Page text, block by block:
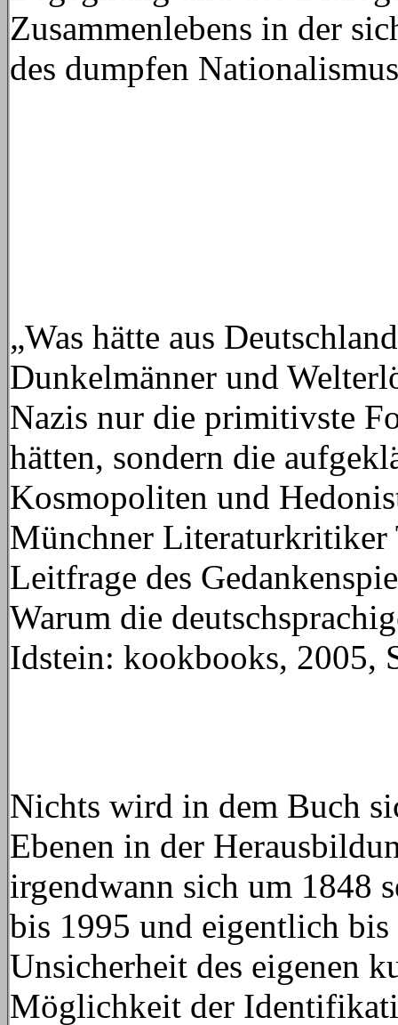
Zusammenlebens in der
des dumpfen
„Was hätte aus
Dunkelmänner und
Nazis nur die primitivste
hätten, sondern die
Kosmopoliten und
Münchner Literaturkritiker
Leitfrage des
Warum die
Idstein: kookbooks, 2005,
Nichts wird in dem Buch
Ebenen in der
irgendwann sich um 1848
bis 1995 und eigentlich
Unsicherheit des eigenen
Möglichkeit der